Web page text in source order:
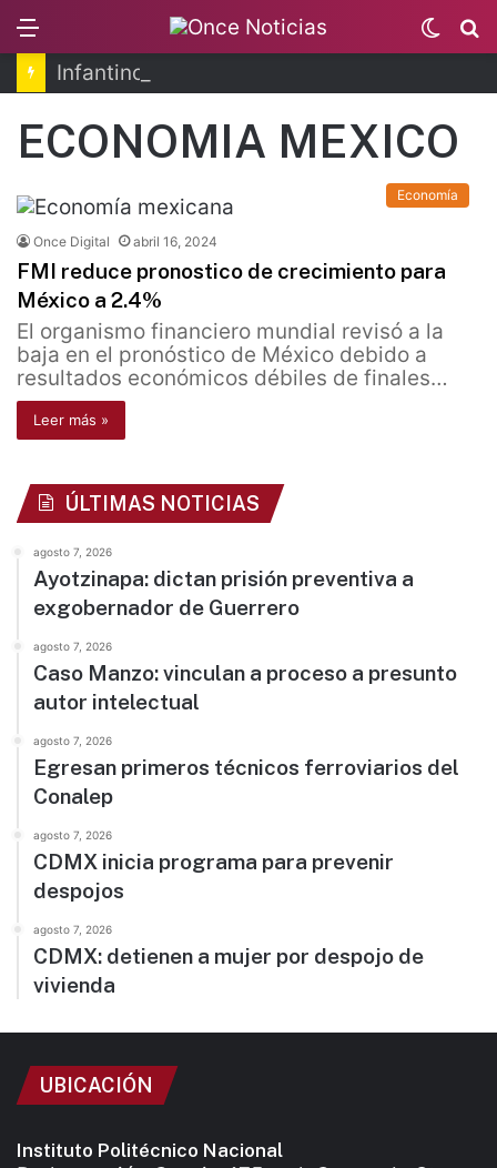
Switch
skin
ECONOMIA MEXICO
Economía
Once Digital abril 16, 2024
FMI reduce pronostico de crecimiento para
México a 2.4%
El organismo financiero mundial revisó a la
baja en el pronóstico de México debido a
resultados económicos débiles de finales…
Leer más »
ÚLTIMAS NOTICIAS
agosto 7, 2026
Ayotzinapa: dictan prisión preventiva a
exgobernador de Guerrero
agosto 7, 2026
Caso Manzo: vinculan a proceso a presunto
autor intelectual
agosto 7, 2026
Egresan primeros técnicos ferroviarios del
Conalep
agosto 7, 2026
CDMX inicia programa para prevenir
despojos
agosto 7, 2026
CDMX: detienen a mujer por despojo de
vivienda
UBICACIÓN
Instituto Politécnico Nacional